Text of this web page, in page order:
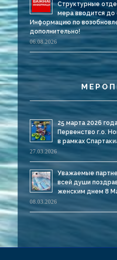
Структурные
мера вводится до
Информацию по
дополнительно!
06.08.2026
25 марта 2026
Первенство г.о.
в рамках
27.03.2026
Уважаемые
всей души
женским днем 8
08.03.2026